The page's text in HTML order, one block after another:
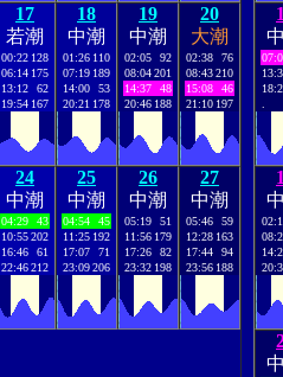
17
若潮
00:22 128
06:14 175
13:12
62
19:54 167
18
中潮
01:26 110
07:19 189
14:00
53
20:21 178
19
中潮
02:05
92
08:04201
14:37
48
20:46 188
20
大潮
02:38
76
08:43210
15:08
46
21:10 197
24
中潮
04:29
43
10:55202
16:46
61
22:46212
25
中潮
04:54
45
11:25 192
17:07
71
23:09206
26
中潮
05:19
51
11:56 179
17:26
82
23:32 198
27
中潮
05:46
59
12:28 163
17:44
94
23:56 188